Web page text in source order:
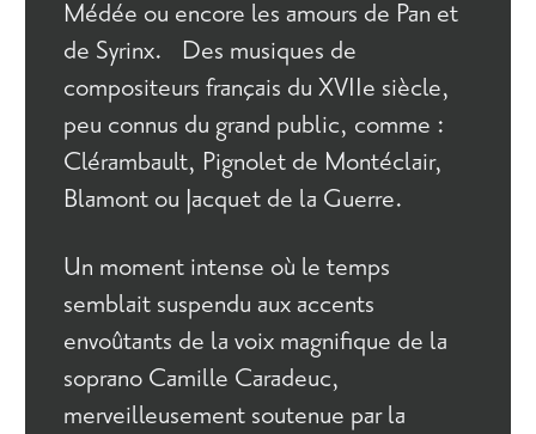
Médée ou encore les amours de Pan et
de Syrinx. Des musiques de
compositeurs français du XVIIe siècle,
peu connus du grand public, comme :
Clérambault, Pignolet de Montéclair,
Blamont ou Jacquet de la Guerre.
Un moment intense où le temps
semblait suspendu aux accents
envoûtants de la voix magnifique de la
soprano Camille Caradeuc,
merveilleusement soutenue par la